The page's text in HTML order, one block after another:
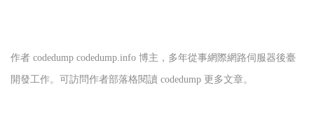
作者 codedump codedump.info 博主，多年從事網際網路伺服器後臺
開發工作。可訪問作者部落格閱讀 codedump 更多文章。